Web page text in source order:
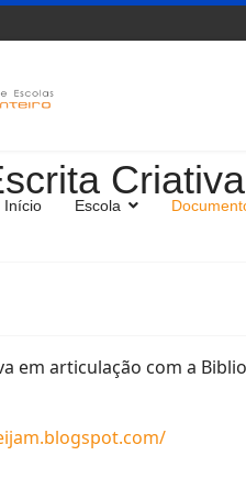
Início Escola
Criativa
em articulação com a